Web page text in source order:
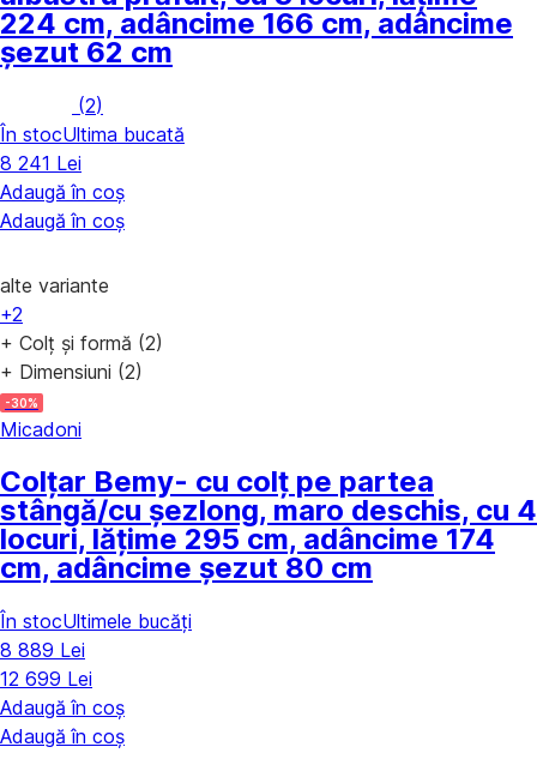
224 cm, adâncime 166 cm, adâncime
șezut 62 cm
(2)
În stocUltima bucată
8 241 Lei
Adaugă în coș
Adaugă în coș
alte variante
+2
+ Colț și formă (2)
+ Dimensiuni (2)
-30%
Micadoni
Colțar Bemy- cu colț pe partea
stângă/cu șezlong, maro deschis, cu 4
locuri, lățime 295 cm, adâncime 174
cm, adâncime șezut 80 cm
În stocUltimele bucăți
8 889 Lei
12 699 Lei
Adaugă în coș
Adaugă în coș